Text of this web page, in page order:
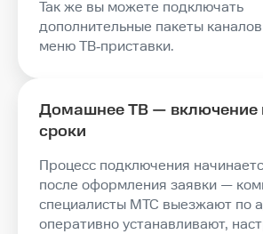
Так же вы можете подключать
дополнительные пакеты
меню ТВ‑приставки.
Домашнее ТВ — включение
сроки
Процесс подключения
после оформления заявки —
специалисты МТС выезжают по
оперативно устанавливают,